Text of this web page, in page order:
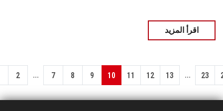
اقرأ المزيد
2 ... 7 8 9 10 11 12 13 ... 23